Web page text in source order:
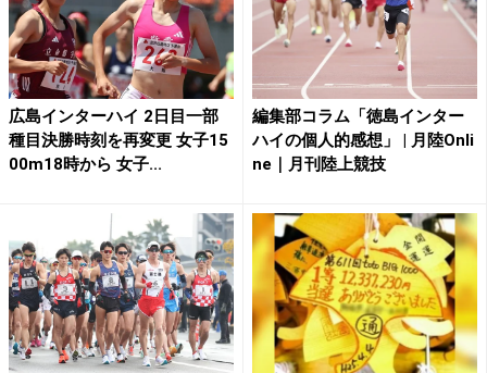
広島インターハイ 2日目一部
種目決勝時刻を再変更 女子15
00m18時から 女子...
編集部コラム「徳島インター
ハイの個人的感想」 | 月陸Onli
ne｜月刊陸上競技